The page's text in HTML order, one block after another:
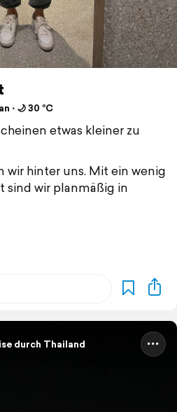
⋅ 🌙 30 °C
etwas kleiner zu
wir hinter uns. Mit ein wenig
sind wir planmäßig in
durch Thailand